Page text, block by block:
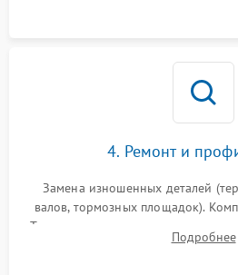
4. Ремонт и
Замена изношенных деталей
валов, тормозных площадок).
Тщательная очистка тракта печати,
лазера (LSU) от Подробнее